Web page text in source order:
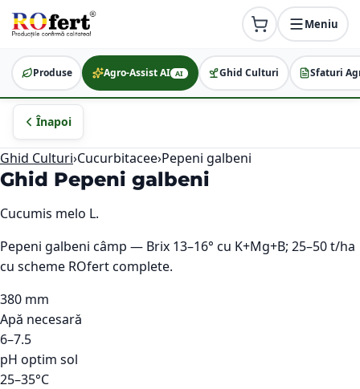
Meniu
Produse Agro-Assist AI AI Ghid Culturi Sfaturi
Înapoi
Ghid Culturi›Cucurbitacee›Pepeni galbeni
Ghid Pepeni galbeni
Cucumis melo L.
Pepeni galbeni câmp — Brix 13–16° cu K+Mg+B; 25–50 t/ha
cu scheme ROfert complete.
380 mm
Apă necesară
6–7.5
pH optim sol
25–35°C